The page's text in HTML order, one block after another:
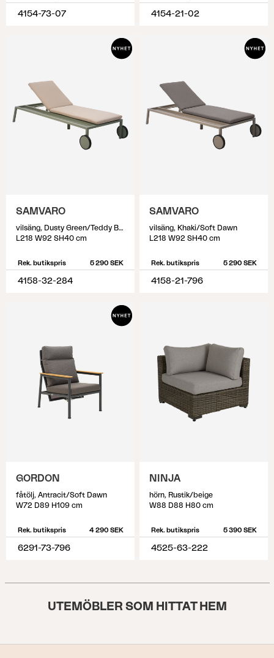
4154-73-07 4154-21-02
SAMVARO
vilsäng, Dusty Green/Teddy Beige
L218 W92 SH40 cm
Rek. butikspris 5 290 SEK
4158-32-284
SAMVARO
vilsäng, Khaki/Soft Dawn
L218 W92 SH40 cm
Rek. butikspris 5 290 SEK
4158-21-796
GORDON
fåtölj, Antracit/Soft Dawn
W72 D89 H109 cm
Rek. butikspris 4 290 SEK
6291-73-796
NINJA
hörn, Rustik/beige
W88 D88 H80 cm
Rek. butikspris 5 390 SEK
4525-63-222
UTEMÖBLER SOM HITTAT HEM